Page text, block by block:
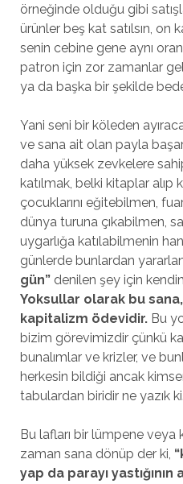
örneğinde olduğu gibi
ürünler beş kat satılsın, on
senin cebine gene aynı
patron için zor zamanlar
ya da başka bir şekilde
Yani seni bir köleden
ve sana ait olan payla
daha yüksek zevkelere
katılmak, belki kitaplar
çocuklarını eğitebilmen,
dünya turuna çıkabilmen,
uygarlığa katılabilmenin
günlerde bunlardan
gün”denilen şey için
Yoksullar olarak bu
kapitalizm ödevidir. Bu
bizim görevimizdir çünkü
bunalımlar ve krizler, ve
herkesin bildiği ancak
tabulardan biridir ne yazık ki.
Bu lafları bir lümpene veya
zaman sana dönüp der ki,
yap da parayı